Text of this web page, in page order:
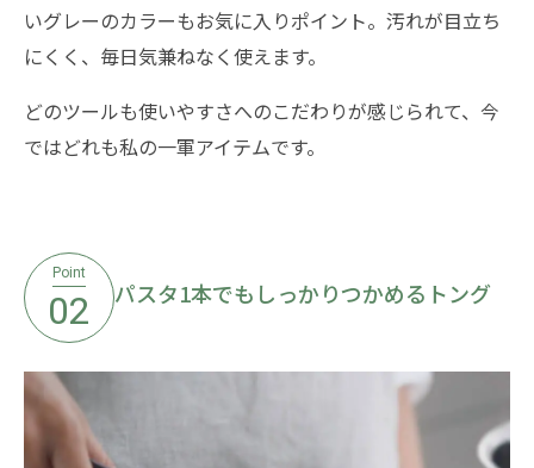
いグレーのカラーもお気に入りポイント。汚れが目立ち
にくく、毎日気兼ねなく使えます。
どのツールも使いやすさへのこだわりが感じられて、今
ではどれも私の一軍アイテムです。
Point
02 パスタ1本でもしっかりつかめるトング